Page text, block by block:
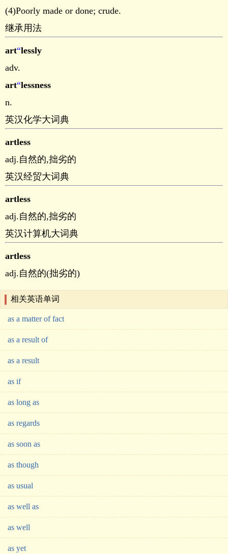
(4)Poorly made or done; crude.
继承用法
art“lessly
adv.
art“lessness
n.
英汉化学大词典
artless
adj.自然的,拙劣的
英汉经贸大词典
artless
adj.自然的,拙劣的
英汉计算机大词典
artless
adj.自然的(拙劣的)
相关英语单词
as a matter of fact
as a result of
as a result
as if
as long as
as regards
as soon as
as though
as usual
as well as
as well
as yet